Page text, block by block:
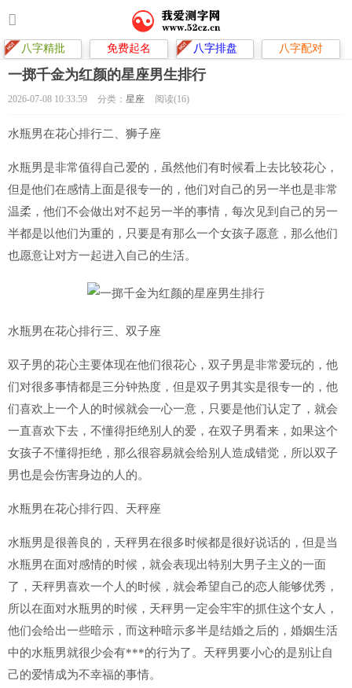
八字精批 免费起名 八字排盘 八字配对
一掷千金为红颜的星座男生排行
2026-07-08 10:33:59 分类： 星座 阅读(16)
水瓶男在花心排行二、狮子座
水瓶男是非常值得自己爱的，虽然他们有时候看上去比较花心，
但是他们在感情上面是很专一的，他们对自己的另一半也是非常
温柔，他们不会做出对不起另一半的事情，每次见到自己的另一
半都是以他们为重的，只要是有那么一个女孩子愿意，那么他们
也愿意让对方一起进入自己的生活。
水瓶男在花心排行三、双子座
双子男的花心主要体现在他们很花心，双子男是非常爱玩的，他
们对很多事情都是三分钟热度，但是双子男其实是很专一的，他
们喜欢上一个人的时候就会一心一意，只要是他们认定了，就会
一直喜欢下去，不懂得拒绝别人的爱，在双子男看来，如果这个
女孩子不懂得拒绝，那么很容易就会给别人造成错觉，所以双子
男也是会伤害身边的人的。
水瓶男在花心排行四、天秤座
水瓶男是很善良的，天秤男在很多时候都是很好说话的，但是当
水瓶男在面对感情的时候，就会表现出特别大男子主义的一面
了，天秤男喜欢一个人的时候，就会希望自己的恋人能够优秀，
所以在面对水瓶男的时候，天秤男一定会牢牢的抓住这个女人，
他们会给出一些暗示，而这种暗示多半是结婚之后的，婚姻生活
中的水瓶男就很少会有***的行为了。天秤男要小心的是别让自
己的爱情成为不幸福的事情。